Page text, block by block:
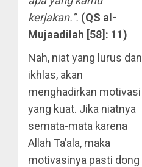
kerjakan.”. (QS al-
Mujaadilah [58]: 11)
Nah, niat yang lurus dan
ikhlas, akan
menghadirkan motivasi
yang kuat. Jika niatnya
semata-mata karena
Allah Ta’ala, maka
motivasinya pasti dong